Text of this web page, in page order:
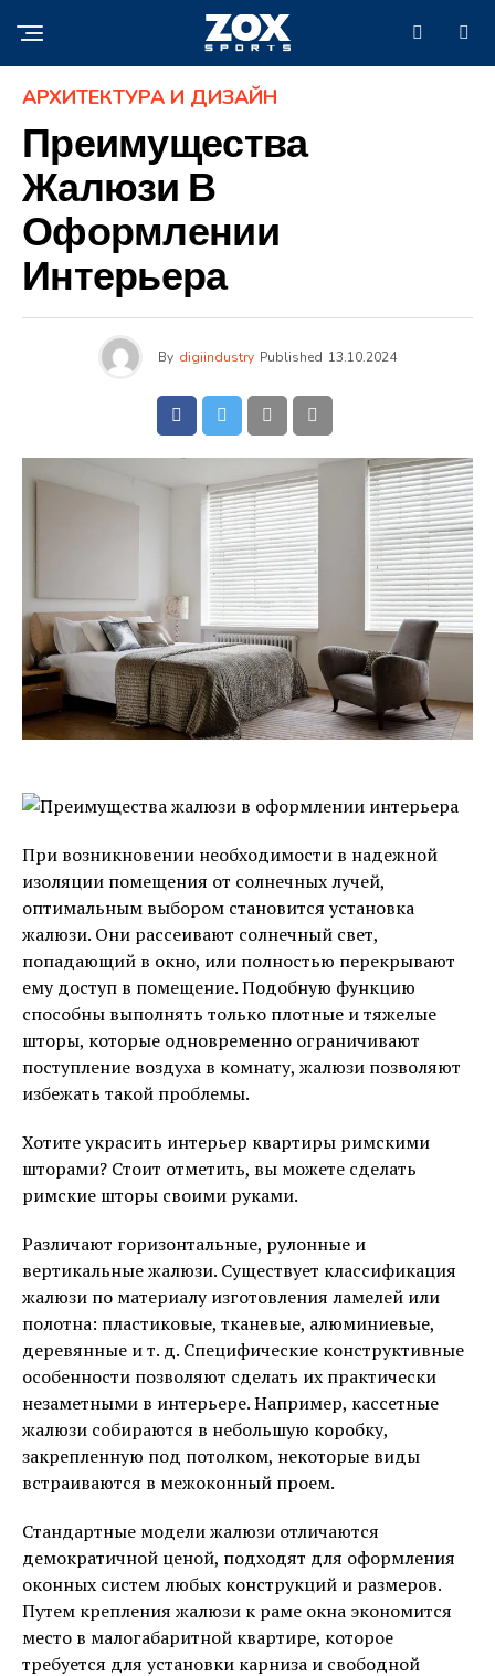
АРХИТЕКТУРА И ДИЗАЙН
Преимущества
Жалюзи В
Оформлении
Интерьера
By digiindustry Published 13.10.2024
При возникновении необходимости в надежной
изоляции помещения от солнечных лучей,
оптимальным выбором становится установка
жалюзи. Они рассеивают солнечный свет,
попадающий в окно, или полностью перекрывают
ему доступ в помещение. Подобную функцию
способны выполнять только плотные и тяжелые
шторы, которые одновременно ограничивают
поступление воздуха в комнату, жалюзи позволяют
избежать такой проблемы.
Хотите украсить интерьер квартиры римскими
шторами? Стоит отметить, вы можете сделать
римские шторы своими руками.
Различают горизонтальные, рулонные и
вертикальные жалюзи. Существует классификация
жалюзи по материалу изготовления ламелей или
полотна: пластиковые, тканевые, алюминиевые,
деревянные и т. д. Специфические конструктивные
особенности позволяют сделать их практически
незаметными в интерьере. Например, кассетные
жалюзи собираются в небольшую коробку,
закрепленную под потолком, некоторые виды
встраиваются в межоконный проем.
Стандартные модели жалюзи отличаются
демократичной ценой, подходят для оформления
оконных систем любых конструкций и размеров.
Путем крепления жалюзи к раме окна экономится
место в малогабаритной квартире, которое
требуется для установки карниза и свободной